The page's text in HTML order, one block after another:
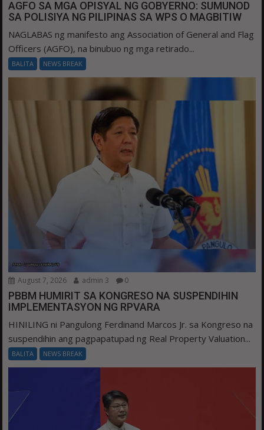
AGFO SA MGA OPISYAL NG GOBYERNO: SUMUNOD
SA POLISIYA NG PILIPINAS SA WPS O MAGBITIW
NAGLABAS ng manifesto ang Association of General and Flag
Officers (AGFO), na binubuo ng mga retirado...
BALITA NEWS BREAK
August 7, 2026 admin 3 0
PBBM HUMIRIT SA KONGRESO NA SUSPENDIHIN
IMPLEMENTASYON NG RPVARA
HINILING ni Pangulong Ferdinand Marcos Jr. sa Kongreso na
suspendihin ang pagpapatupad ng Real Property Valuation...
BALITA NEWS BREAK